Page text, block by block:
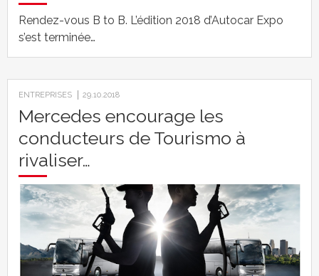
Rendez-vous B to B. L’édition 2018 d’Autocar Expo
s’est terminée…
ENTREPRISES 29.10.2018
Mercedes encourage les
conducteurs de Tourismo à
rivaliser…